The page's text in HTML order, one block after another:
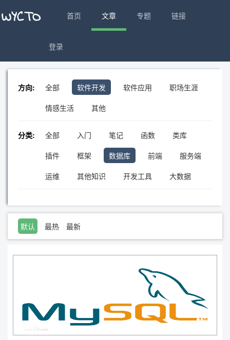
首页 文章 专题 链接
登录
方向: 全部 软件开发 软件应用
职场生涯
情感生活
其他
分类: 全部 入门 笔记 函数
类库
插件
框架 数据库 前端
服务端
运维
其他知识 开发工具 大数据
默认 最热 最新